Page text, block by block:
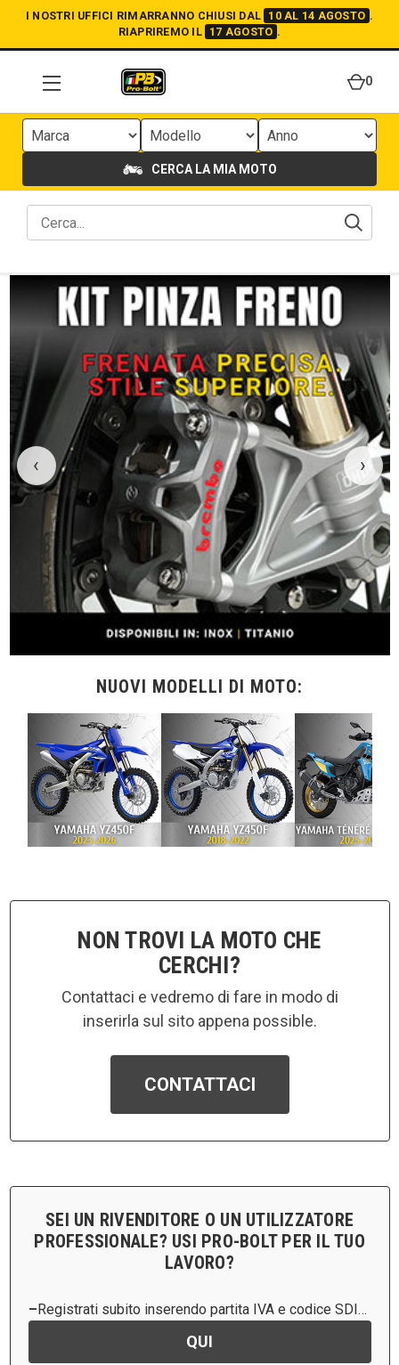
I NOSTRI UFFICI RIMARRANNO CHIUSI DAL 10 AL 14 AGOSTO .
RIAPRIREMO IL 17 AGOSTO .
0
CERCA LA MIA MOTO
‹ ›
NUOVI MODELLI DI MOTO:
NON TROVI LA MOTO CHE
CERCHI?
Contattaci e vedremo di fare in modo di
inserirla sul sito appena possible.
CONTATTACI
SEI UN RIVENDITORE O UN UTILIZZATORE
PROFESSIONALE? USI PRO-BOLT PER IL TUO
LAVORO?
Registrati subito inserendo partita IVA e codice SDI…
QUI